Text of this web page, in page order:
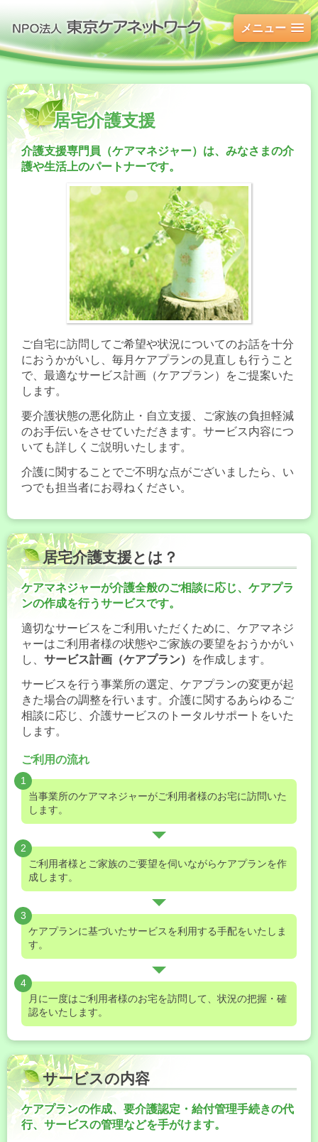
メニュー
居宅介護支援
介護支援専門員（ケアマネジャー）は、みなさまの介
護や生活上のパートナーです。
ご自宅に訪問してご希望や状況についてのお話を十分
におうかがいし、毎月ケアプランの見直しも行うこと
で、最適なサービス計画（ケアプラン）をご提案いた
します。
要介護状態の悪化防止・自立支援、ご家族の負担軽減
のお手伝いをさせていただきます。サービス内容につ
いても詳しくご説明いたします。
介護に関することでご不明な点がございましたら、い
つでも担当者にお尋ねください。
居宅介護支援とは？
ケアマネジャーが介護全般のご相談に応じ、ケアプラ
ンの作成を行うサービスです。
適切なサービスをご利用いただくために、ケアマネジ
ャーはご利用者様の状態やご家族の要望をおうかがい
し、 サービス計画（ケアプラン） を作成します。
サービスを行う事業所の選定、ケアプランの変更が起
きた場合の調整を行います。介護に関するあらゆるご
相談に応じ、介護サービスのトータルサポートをいた
します。
ご利用の流れ
1
当事業所のケアマネジャーがご利用者様のお宅に訪問いた
します。
2
ご利用者様とご家族のご要望を伺いながらケアプランを作
成します。
3
ケアプランに基づいたサービスを利用する手配をいたしま
す。
4
月に一度はご利用者様のお宅を訪問して、状況の把握・確
認をいたします。
サービスの内容
ケアプランの作成、要介護認定・給付管理手続きの代
行、サービスの管理などを手がけます。